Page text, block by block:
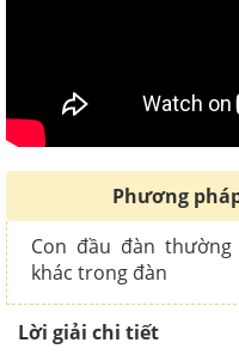
Phương
Con đầu đàn
khác trong đàn
Lời giải chi tiết